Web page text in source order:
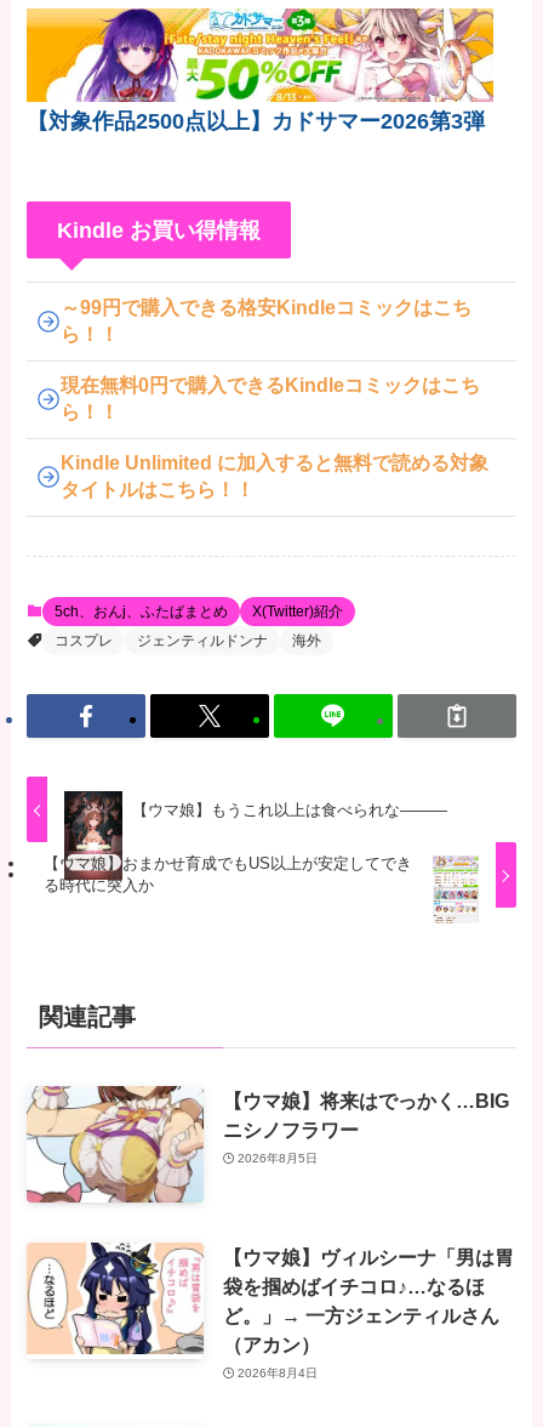
【対象作品2500点以上】カドサマー2026第3弾
Kindle お買い得情報
～99円で購入できる格安Kindleコミックはこち
ら！！
現在無料0円で購入できるKindleコミックはこち
ら！！
Kindle Unlimited に加入すると無料で読める対象
タイトルはこちら！！
5ch、おんj、ふたばまとめ
X(Twitter)紹介
コスプレ
ジェンティルドンナ 海外
【ウマ娘】もうこれ以上は食べられな―――
【ウマ娘】おまかせ育成でもUS以上が安定してでき
る時代に突入か
関連記事
【ウマ娘】将来はでっかく…BIG
ニシノフラワー
2026年8月5日
【ウマ娘】ヴィルシーナ「男は胃
袋を掴めばイチコロ♪…なるほ
ど。」→ 一方ジェンティルさん
（アカン）
2026年8月4日